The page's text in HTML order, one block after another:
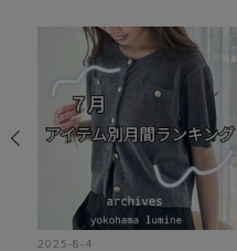
2025-8-4